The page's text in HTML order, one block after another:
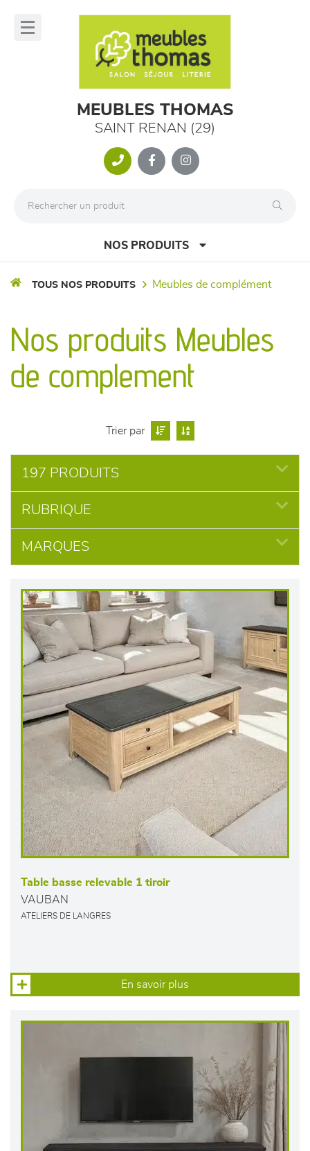
MEUBLES THOMAS
SAINT RENAN (29)
NOS PRODUITS
séjours
meubles de complément
chambres et dressing
literie
décoration
TOUS NOS PRODUITS meubles de complément
Nos produits Meubles
de complement
Trier par
197 PRODUITS
RUBRIQUE
MARQUES
Table basse relevable 1 tiroir
VAUBAN
ATELIERS DE LANGRES
En savoir plus